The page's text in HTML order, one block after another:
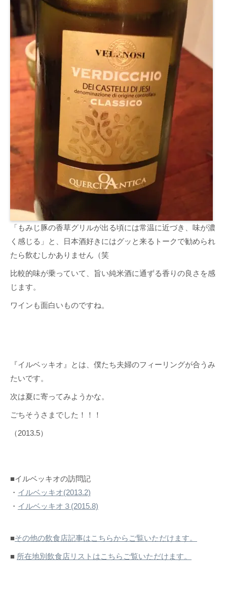
「もみじ豚の香草グリルが出る頃には常温に近づき、味が濃
く感じる」と、日本酒好きにはグッと来るトークで勧められ
たら飲むしかありません（笑
比較的味が乗っていて、旨い純米酒に通ずる香りの良さを感
じます。
ワインも面白いものですね。
『イルベッキオ』とは、僕たち夫婦のフィーリングが合うみ
たいです。
次は夏に寄ってみようかな。
ごちそうさまでした！！！
（2013.5）
■イルベッキオの訪問記
・ イルベッキオ(2013.2)
・ イルベッキオ３(2015.8)
■その他の飲食店記事はこちらからご覧いただけます。
■ 所在地別飲食店リストはこちらご覧いただけます。